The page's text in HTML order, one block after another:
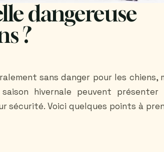
dangereuse
?
sans danger pour les chiens,
hivernale peuvent présenter
sécurité. Voici quelques points à